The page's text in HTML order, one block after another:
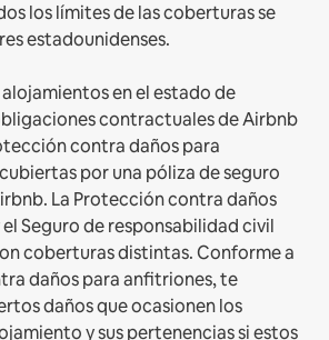
los límites de las coberturas se
estadounidenses.
alojamientos en el estado de
contractuales de Airbnb
contra daños para
por una póliza de seguro
La Protección contra daños
Seguro de responsabilidad civil
coberturas distintas. Conforme a
daños para anfitriones, te
daños que ocasionen los
y sus pertenencias si estos